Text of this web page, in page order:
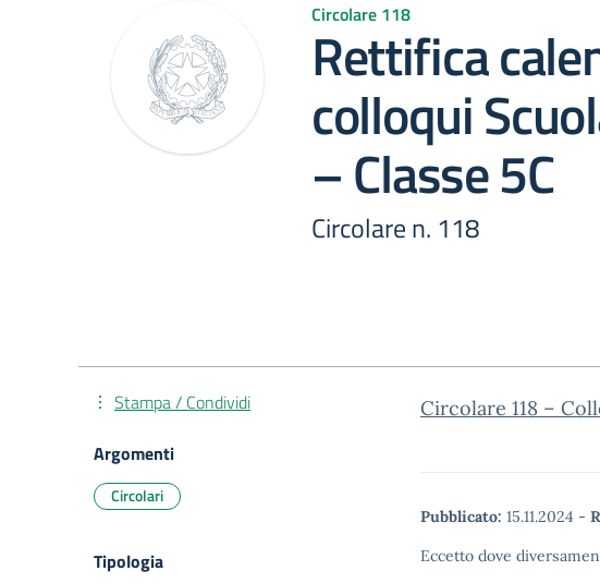
Circolare 118
Rettifica
colloqui
– Classe 5C
Circolare n. 118
Circolare 118 –
Pubblicato: 15.11.2024 -
Eccetto dove
Stampa / Condividi
Argomenti
Circolari
Tipologia